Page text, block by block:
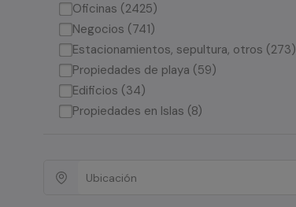
Oficinas (2425)
Negocios (741)
Estacionamientos, sepultura, otros (273)
Propiedades de playa (59)
Edificios (34)
Propiedades en Islas (8)